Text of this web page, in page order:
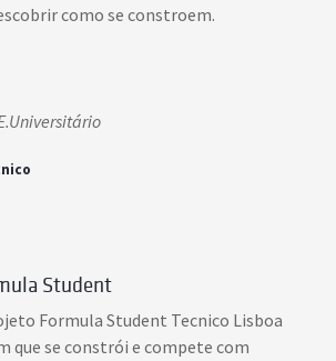
como se constroem.
Student
Formula Student Tecnico Lisboa
que se constrói e compete com